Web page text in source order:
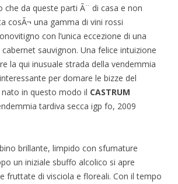
che da queste parti Ã¨ di casa e non
cosÃ¬ una gamma di vini rossi
con l’unica eccezione di una
sauvignon. Una felice intuizione
la qui inusuale strada della vendemmia
per domare le bizze del
nato in questo modo il CASTRUM
tardiva secca igp fo, 2009
brillante, limpido con sfumature
un iniziale sbuffo alcolico si apre
fruttate di visciola e floreali. Con il tempo